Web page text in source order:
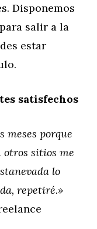
Disponemos
salir a la
estar
satisfechos
meses porque
otros sitios me
lo
repetiré.»